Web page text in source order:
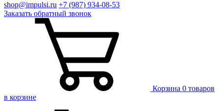
shop@impulsi.ru +7 (987) 934-08-53
Заказать обратный звонок
Корзина 0 товаров
в корзине